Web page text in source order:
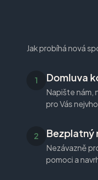
Jak probíhá nová
Domluva
Napište nám,
pro Vás
Bezplatný
Nezávazně
pomoci a